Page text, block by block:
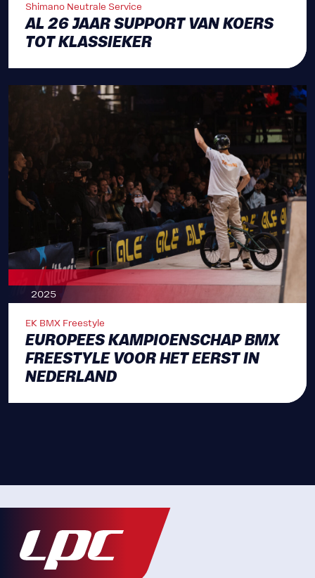
Shimano Neutrale Service
AL 26 JAAR SUPPORT VAN KOERS
TOT KLASSIEKER
2025
EK BMX Freestyle
EUROPEES KAMPIOENSCHAP BMX
FREESTYLE VOOR HET EERST IN
NEDERLAND